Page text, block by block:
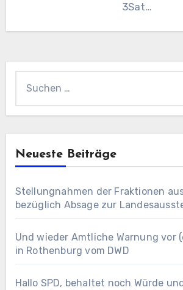
3Sat…
Neueste Beiträge
Stellungnahmen der Fraktionen
bezüglich Absage zur
Und wieder Amtliche Warnung vor
in Rothenburg vom DWD
Hallo SPD, behaltet noch Würde